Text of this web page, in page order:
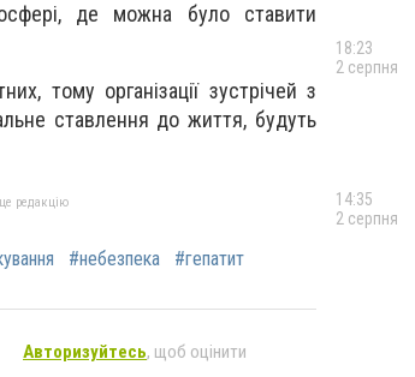
де можна було ставити
тому організації зустрічей з
ставлення до життя, будуть
редакцію
#небезпека #гепатит
Авторизуйтесь, щоб оцінити
18:23
2 серпня
14:35
2 серпня